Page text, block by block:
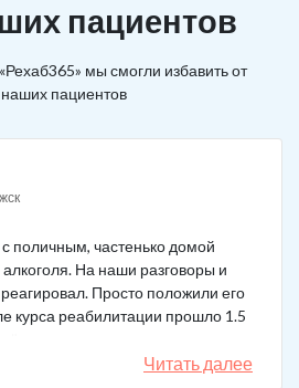
пациентов
мы смогли избавить от
пациентов
поличным, частенько домой
На наши разговоры и
Просто положили его
курса реабилитации прошло 1.5
Читать далее